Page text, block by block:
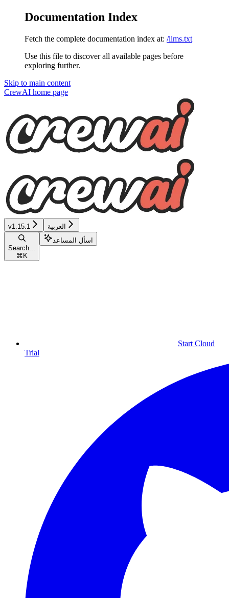
Documentation Index
Fetch the complete documentation index at: /llms.txt
Use this file to discover all available pages before
exploring further.
Skip to main content
CrewAI home page
v1.15.1 العربية
Search...
⌘ K
اسأل المساعد
Start Cloud
Trial